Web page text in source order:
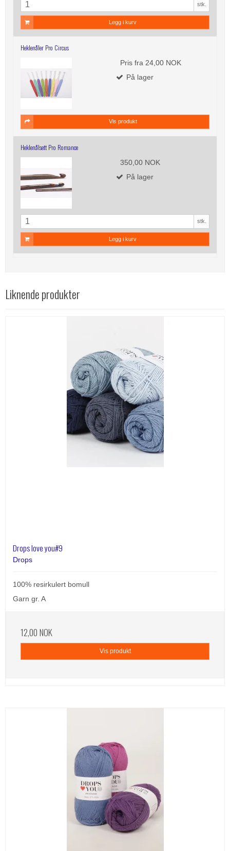
stk.
Legg i kurv
Heklenåler Pro Circus
Pris fra 24,00 NOK
På lager
Vis produkt
Heklenålsett Pro Romance
350,00 NOK
På lager
stk.
Legg i kurv
Liknende produkter
Drops love you#9
Drops
100% resirkulert bomull
Garn gr. A
12,00 NOK
Vis produkt